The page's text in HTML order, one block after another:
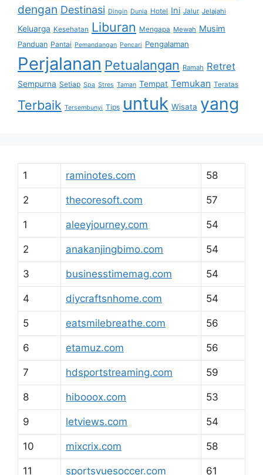
dengan Destinasi Dingin Dunia Hotel Ini Jalur Jelajahi
Keluarga Kesehatan Liburan Mengapa Mewah Musim
Panduan Pantai Pemandangan Pencari Pengalaman
Perjalanan Petualangan Ramah Retret
Sempurna Setiap Spa Stres Taman Tempat Temukan Teratas
Terbaik Tersembunyi Tips untuk Wisata yang
1 raminotes.com 58
2 thecoresoft.com 57
1 aleeyjourney.com 54
2 anakanjingbimo.com 54
3 businesstimemag.com 54
4 diycraftsnhome.com 54
5 eatsmilebreathe.com 56
6 etamuz.com 56
7 hdsportstreaming.com 59
8 hibooox.com 53
9 letviews.com 54
10 mixcrix.com 58
11 sportsvuesoccer.com 61